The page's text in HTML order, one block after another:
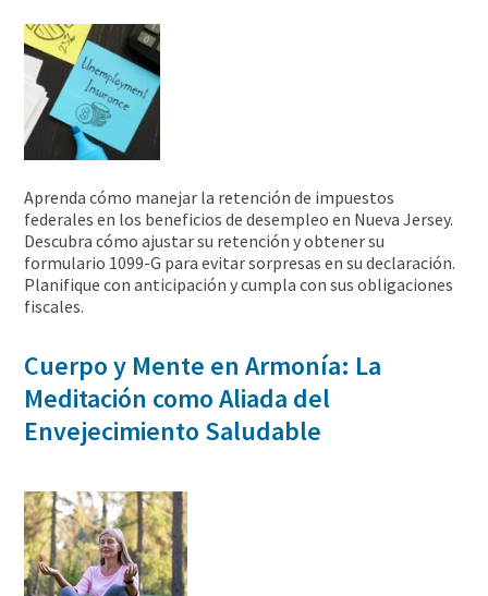
Aprenda cómo manejar la retención de impuestos
federales en los beneficios de desempleo en Nueva Jersey.
Descubra cómo ajustar su retención y obtener su
formulario 1099-G para evitar sorpresas en su declaración.
Planifique con anticipación y cumpla con sus obligaciones
fiscales.
Cuerpo y Mente en Armonía: La
Meditación como Aliada del
Envejecimiento Saludable